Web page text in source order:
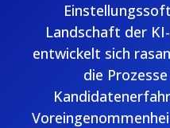
Landschaft der
entwickelt sich
die